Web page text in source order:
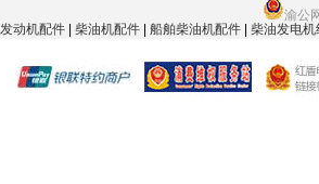
渝公
发动机配件 | 柴油机配件 | 船舶柴油机配件 | 柴油发电机